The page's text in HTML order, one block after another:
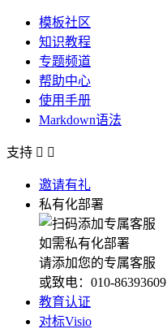
模板社区
知识教程
专题频道
帮助中心
使用手册
Markdown语法
支持  
邀请有礼
私有化部署
如需私有化部署
请添加您的专属客服
或致电：010-86393609
教育认证
对标Visio